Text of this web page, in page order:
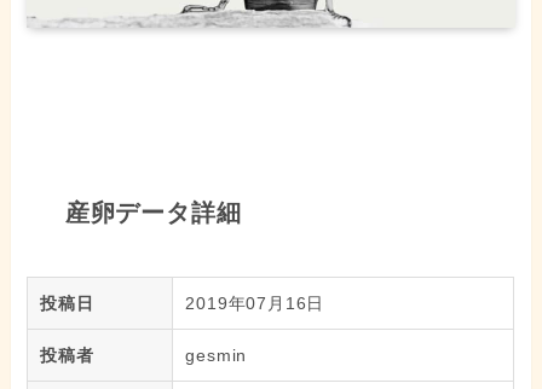
産卵データ詳細
投稿日 2019年07月16日
投稿者 gesmin